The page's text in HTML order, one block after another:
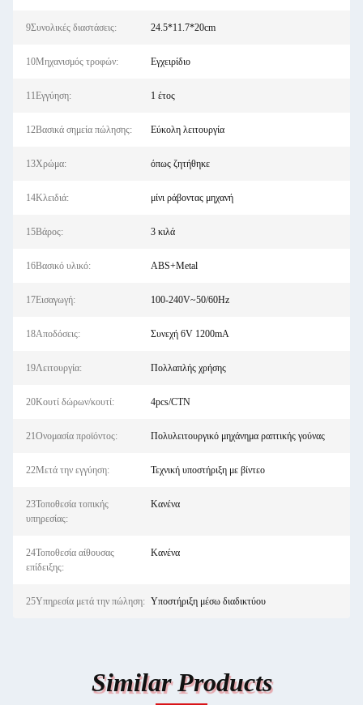
9Συνολικές διαστάσεις: 24.5*11.7*20cm
10Μηχανισμός τροφών: Εγχειρίδιο
11Εγγύηση: 1 έτος
12Βασικά σημεία πώλησης: Εύκολη λειτουργία
13Χρώμα: όπως ζητήθηκε
14Κλειδιά: μίνι ράβοντας μηχανή
15Βάρος: 3 κιλά
16Βασικό υλικό: ABS+Metal
17Εισαγωγή: 100-240V~50/60Hz
18Αποδόσεις: Συνεχή 6V 1200mA
19Λειτουργία: Πολλαπλής χρήσης
20Κουτί δώρων/κουτί: 4pcs/CTN
21Ονομασία προϊόντος: Πολυλειτουργικό μηχάνημα ραπτικής γούνας
22Μετά την εγγύηση: Τεχνική υποστήριξη με βίντεο
23Τοποθεσία τοπικής
υπηρεσίας:
Κανένα
24Τοποθεσία αίθουσας
επίδειξης:
Κανένα
25Υπηρεσία μετά την πώληση: Υποστήριξη μέσω διαδικτύου
Similar Products